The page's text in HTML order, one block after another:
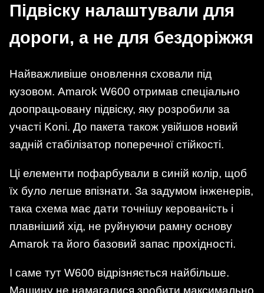
Підвіску налаштували для
дороги, а не для бездоріжжя
Найважливіше оновлення сховали під
кузовом. Amarok W600 отримав спеціально
доопрацьовану підвіску, яку розробили за
участі Koni. До пакета також увійшов новий
задній стабілізатор поперечної стійкості.
Ці елементи пофарбували в синій колір, щоб
їх було легше впізнати. За задумом інженерів,
така схема має дати точнішу керованість і
плавніший хід, не руйнуючи рамну основу
Amarok та його базовий запас прохідності.
І саме тут W600 відрізняється найбільше.
Машину не намагалися зробити максимально